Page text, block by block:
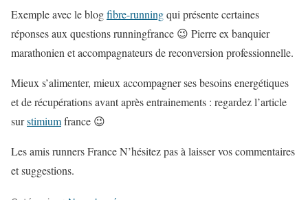
Exemple avec le blogfibre-runningqui présente certaines
réponses aux questions runningfrance 😉 Pierre ex banquier
marathonien et accompagnateurs de reconversion professionnelle.
Mieux s’alimenter, mieux accompagner ses besoins energétiques
et de récupérations avant après entrainements : regardez l’article
surstimiumfrance 😉
Les amis runners France N’hésitez pas à laisser vos commentaires
et suggestions.